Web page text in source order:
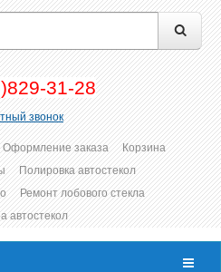
31-28
звонок
Оформление заказа
Корзина
Полировка автостекол
Ремонт лобового стекла
автостекол